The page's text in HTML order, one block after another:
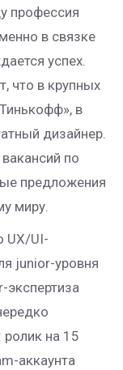
профессия
в связке
успех.
что в крупных
в
дизайнер.
по
предложения
миру.
UX/UI-
junior-уровня
экспертиза
на 15
аккаунта